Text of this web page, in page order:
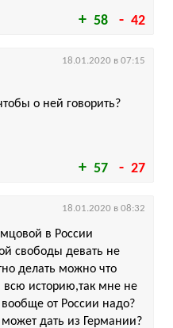
58 42
57 27
о ней говорить?
18.01.2020 в 07:15
в России
свободы девать не
делать можно что
всю историю,так мне не
от России надо?
дать из Германии?
18.01.2020 в 08:32